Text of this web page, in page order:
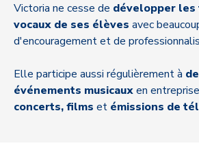
Victoria ne cesse de développer les
vocaux de ses élèves avec
d'encouragement et de
Elle participe aussi régulièrement à
événements musicauxen
concerts, films et émissions de